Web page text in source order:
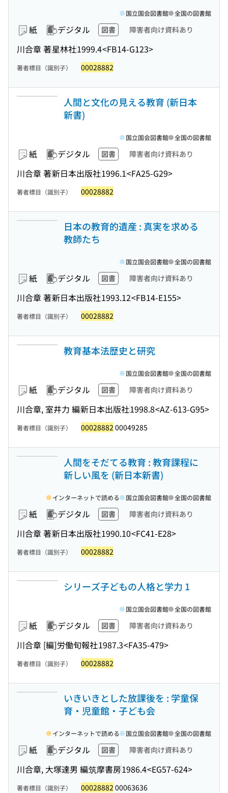
紙 デジタル 図書 障害者向け資料あり
川合章 著星林社1999.4<FB14-G123>
国立国会図書館 全国の図書館
著者標目（識別子） 00028882
人間と文化の見える教育 (新日本
新書)
紙 デジタル 図書 障害者向け資料あり
川合章 著新日本出版社1996.1<FA25-G29>
国立国会図書館 全国の図書館
著者標目（識別子） 00028882
日本の教育的遺産 : 真実を求める
教師たち
紙 デジタル 図書 障害者向け資料あり
川合章 著新日本出版社1993.12<FB14-E155>
国立国会図書館 全国の図書館
著者標目（識別子） 00028882
教育基本法歴史と研究
紙 デジタル 図書 障害者向け資料あり
川合章, 室井力 編新日本出版社1998.8<AZ-613-G95>
国立国会図書館 全国の図書館
著者標目（識別子） 00028882 00049285
人間をそだてる教育 : 教育課程に
新しい風を (新日本新書)
紙 デジタル 図書 障害者向け資料あり
川合章 著新日本出版社1990.10<FC41-E28>
インターネットで読める 国立国会図書館 全国の図書館
著者標目（識別子） 00028882
シリーズ子どもの人格と学力 1
紙 デジタル 図書 障害者向け資料あり
川合章 [編]労働旬報社1987.3<FA35-479>
国立国会図書館 全国の図書館
著者標目（識別子） 00028882
いきいきとした放課後を : 学童保
育・児童館・子ども会
紙 デジタル 図書 障害者向け資料あり
川合章, 大塚達男 編筑摩書房1986.4<EG57-624>
インターネットで読める 国立国会図書館 全国の図書館
著者標目（識別子） 00028882 00063636